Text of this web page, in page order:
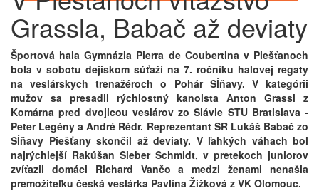
Grassla, Babač až deviaty
Športová hala Gymnázia Pierra de Coubertina v Piešťanoch
bola v sobotu dejiskom súťaží na 7. ročníku halovej regaty
na veslárskych trenažéroch o Pohár Sĺňavy. V kategórii
mužov sa presadil rýchlostný kanoista Anton Grassl z
Komárna pred dvojicou veslárov zo Slávie STU Bratislava -
Peter Legény a André Rédr. Reprezentant SR Lukáš Babač zo
Sĺňavy Piešťany skončil až deviaty. V ľahkých váhach bol
najrýchlejší Rakúšan Sieber Schmidt, v pretekoch juniorov
zvíťazil domáci Richard Vančo a medzi ženami nenašla
premožiteľku česká veslárka Pavlína Žižková z VK Olomouc.